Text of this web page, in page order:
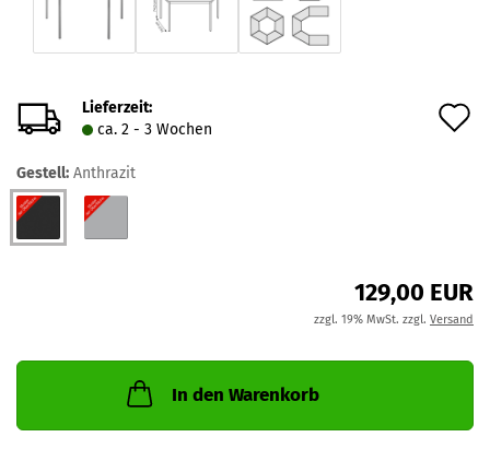
Lieferzeit:
ca. 2 - 3 Wochen
Gestell: Anthrazit
129,00 EUR
zzgl. 19% MwSt. zzgl. Versand
In den Warenkorb